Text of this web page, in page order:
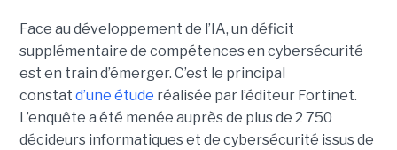
Face au développement de l’IA, un déficit
supplémentaire de compétences en cybersécurité
est en train d’émerger. C’est le principal
constat d’une étude réalisée par l’éditeur Fortinet.
L’enquête a été menée auprès de plus de 2 750
décideurs informatiques et de cybersécurité issus de